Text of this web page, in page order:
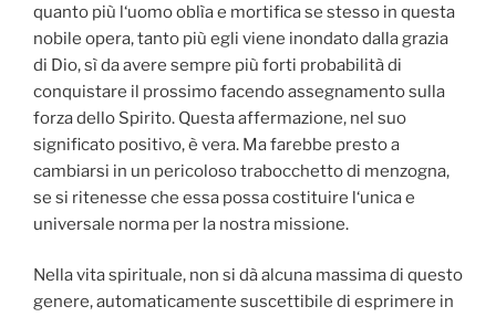
quanto più l‘uomo oblìa e mortifica se stesso in questa
nobile opera, tanto più egli viene inondato dalla grazia
di Dio, sì da avere sempre più forti probabilità di
conquistare il prossimo facendo assegnamento sulla
forza dello Spirito. Questa affermazione, nel suo
significato positivo, è vera. Ma farebbe presto a
cambiarsi in un pericoloso trabocchetto di menzogna,
se si ritenesse che essa possa costituire l‘unica e
universale norma per la nostra missione.
Nella vita spirituale, non si dà alcuna massima di questo
genere, automaticamente suscettibile di esprimere in